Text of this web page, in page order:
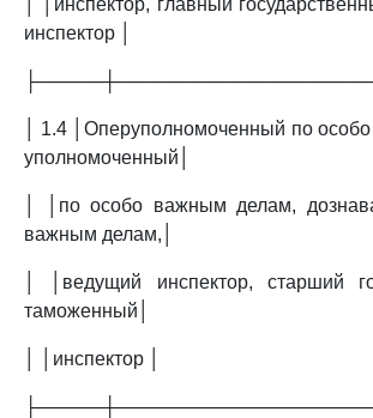
│ │инспектор, главный
инспектор │
│ 1.4 │Оперуполномоченный по
уполномоченный│
│ │по особо важным делам,
важным делам,│
│ │ведущий инспектор, старший
таможенный│
│ │инспектор │